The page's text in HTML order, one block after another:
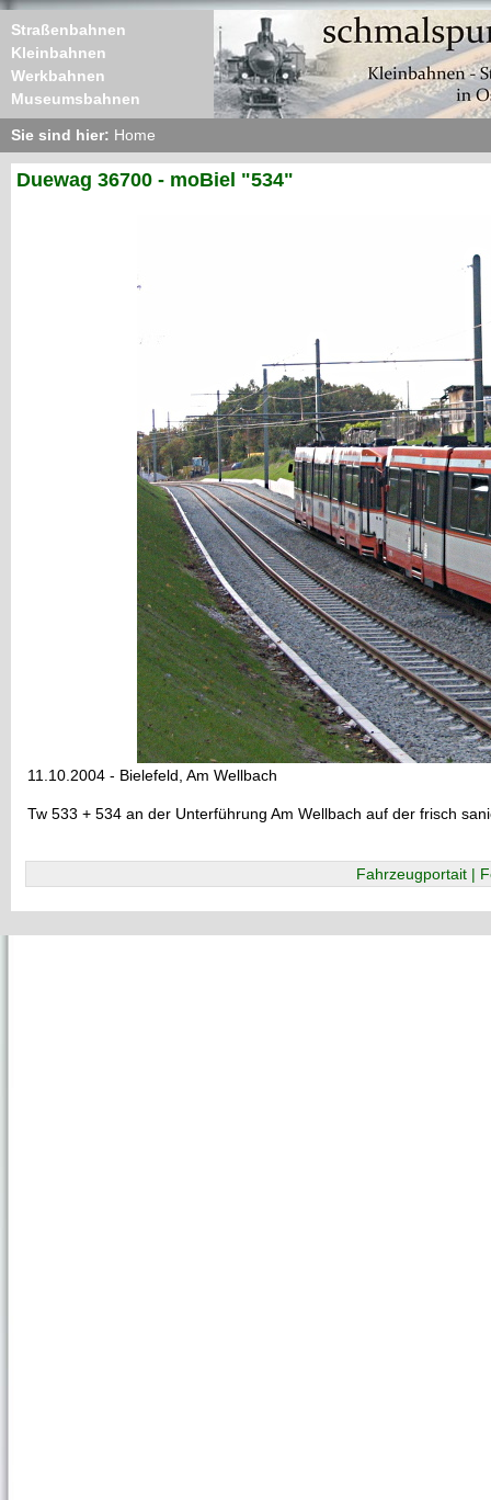
Straßenbahnen
Kleinbahnen
Werkbahnen
Museumsbahnen
Sie sind hier: Home
Duewag 36700 - moBiel "534"
11.10.2004 - Bielefeld, Am Wellbach
Tw 533 + 534 an der Unterführung Am Wellbach auf der frisch
Fahrzeugportait |